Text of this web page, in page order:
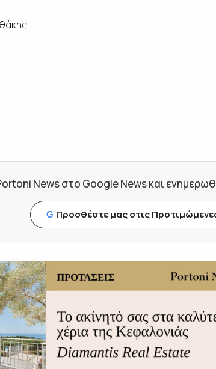
News στο Google News και
G Προσθέστε μας στις